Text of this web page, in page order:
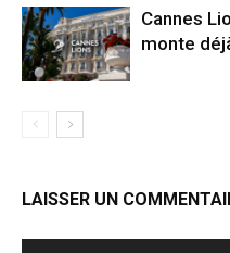
Cannes
monte
LAISSER UN